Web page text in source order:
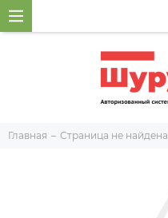
Главная Страница не найдена